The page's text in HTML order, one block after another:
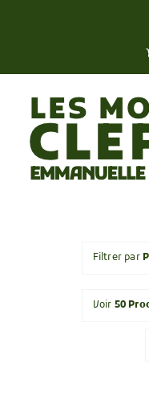
Filtrer par
Voir 50